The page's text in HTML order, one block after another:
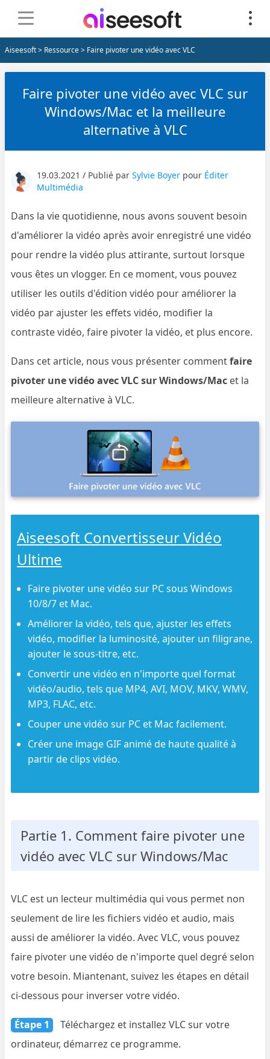
Aiseesoft> Ressource> Faire pivoter une vidéo avec VLC
Faire pivoter une vidéo avec VLC sur
Windows/Mac et la meilleure
alternative à VLC
19.03.2021 / Publié parSylvie Boyer pour Éditer
Multimédia
Dans la vie quotidienne, nous avons souvent besoin
d'améliorer la vidéo après avoir enregistré une vidéo
pour rendre la vidéo plus attirante, surtout lorsque
vous êtes un vlogger. En ce moment, vous pouvez
utiliser les outils d'édition vidéo pour améliorer la
vidéo par ajuster les effets vidéo, modifier la
contraste vidéo, faire pivoter la vidéo, et plus encore.
Dans cet article, nous vous présenter commentfaire
pivoter une vidéo avec VLC sur Windows/Mac et la
meilleure alternative à VLC.
Aiseesoft Convertisseur Vidéo
Ultime
Faire pivoter une vidéo sur PC sous Windows
10/8/7 et Mac.
Améliorer la vidéo, tels que, ajuster les effets
vidéo, modifier la luminosité, ajouter un filigrane,
ajouter le sous-titre, etc.
Convertir une vidéo en n'importe quel format
vidéo/audio, tels que MP4, AVI, MOV, MKV, WMV,
MP3, FLAC, etc.
Couper une vidéo sur PC et Mac facilement.
Créer une image GIF animé de haute qualité à
partir de clips vidéo.
Partie 1. Comment faire pivoter une
vidéo avec VLC sur Windows/Mac
VLC est un lecteur multimédia qui vous permet non
seulement de lire les fichiers vidéo et audio, mais
aussi de améliorer la vidéo. Avec VLC, vous pouvez
faire pivoter une vidéo de n'importe quel degré selon
votre besoin. Miantenant, suivez les étapes en détail
ci-dessous pour inverser votre vidéo.
Étape 1
Téléchargez et installez VLC sur votre
ordinateur, démarrez ce programme.